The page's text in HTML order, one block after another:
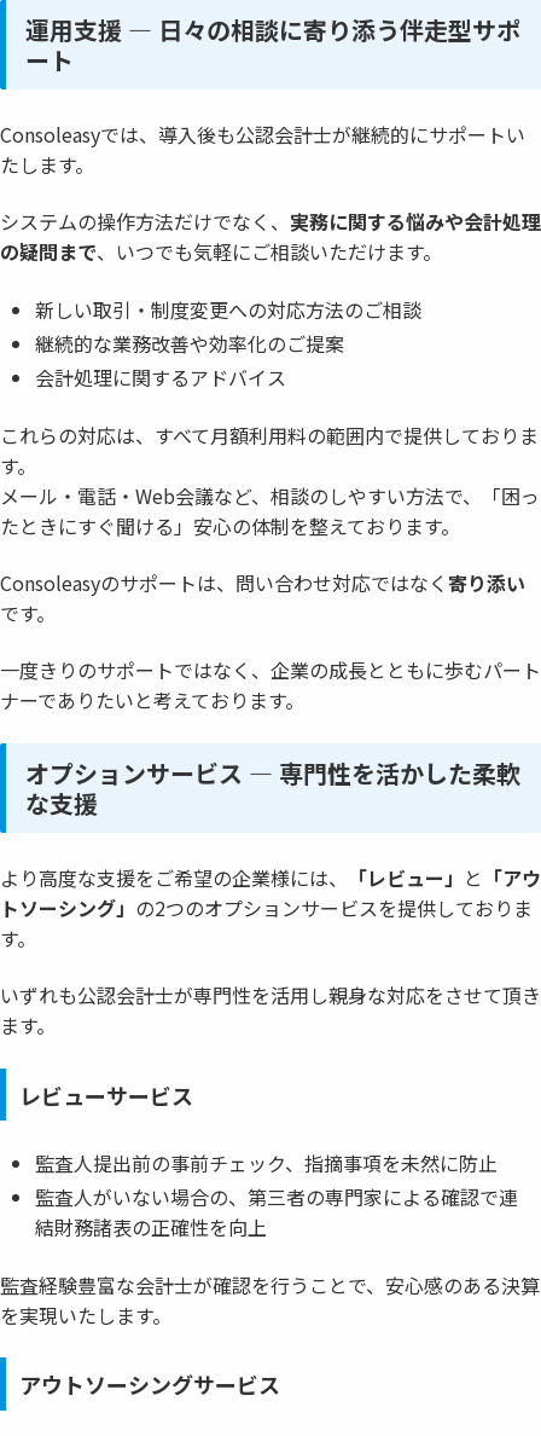
運用支援 ― 日々の相談に寄り添う伴走型サポ
ート
Consoleasyでは、導入後も公認会計士が継続的にサポートい
たします。
システムの操作方法だけでなく、 実務に関する悩みや会計処理
の疑問まで、いつでも気軽にご相談いただけます。
新しい取引・制度変更への対応方法のご相談
継続的な業務改善や効率化のご提案
会計処理に関するアドバイス
これらの対応は、すべて月額利用料の範囲内で提供しておりま
す。
メール・電話・Web会議など、相談のしやすい方法で、「困っ
たときにすぐ聞ける」安心の体制を整えております。
Consoleasyのサポートは、問い合わせ対応ではなく寄り添い
です。
一度きりのサポートではなく、企業の成長とともに歩むパート
ナーでありたいと考えております。
オプションサービス ― 専門性を活かした柔軟
な支援
より高度な支援をご希望の企業様には、 「レビュー」 と 「アウ
トソーシング」 の2つのオプションサービスを提供しておりま
す。
いずれも公認会計士が専門性を活用し親身な対応をさせて頂き
ます。
レビューサービス
監査人提出前の事前チェック、指摘事項を未然に防止
監査人がいない場合の、第三者の専門家による確認で連
結財務諸表の正確性を向上
監査経験豊富な会計士が確認を行うことで、安心感のある決算
を実現いたします。
アウトソーシングサービス